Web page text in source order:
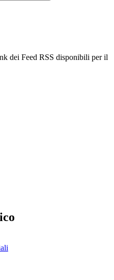
dei Feed RSS disponibili per il